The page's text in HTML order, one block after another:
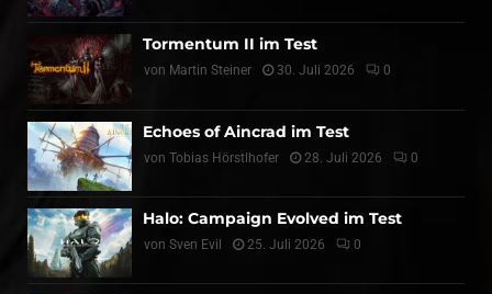
Tormentum II im Test
von Martin Steiner 30. Juli 2026 0
Echoes of Aincrad im Test
von Tobias Hörstlhofer 28. Juli 2026 0
Halo: Campaign Evolved im Test
von Sven Evil 25. Juli 2026 0